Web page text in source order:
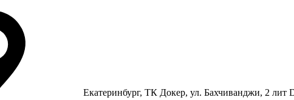
Екатеринбург, ТК Докер, ул. Бахчиванджи, 2 лит